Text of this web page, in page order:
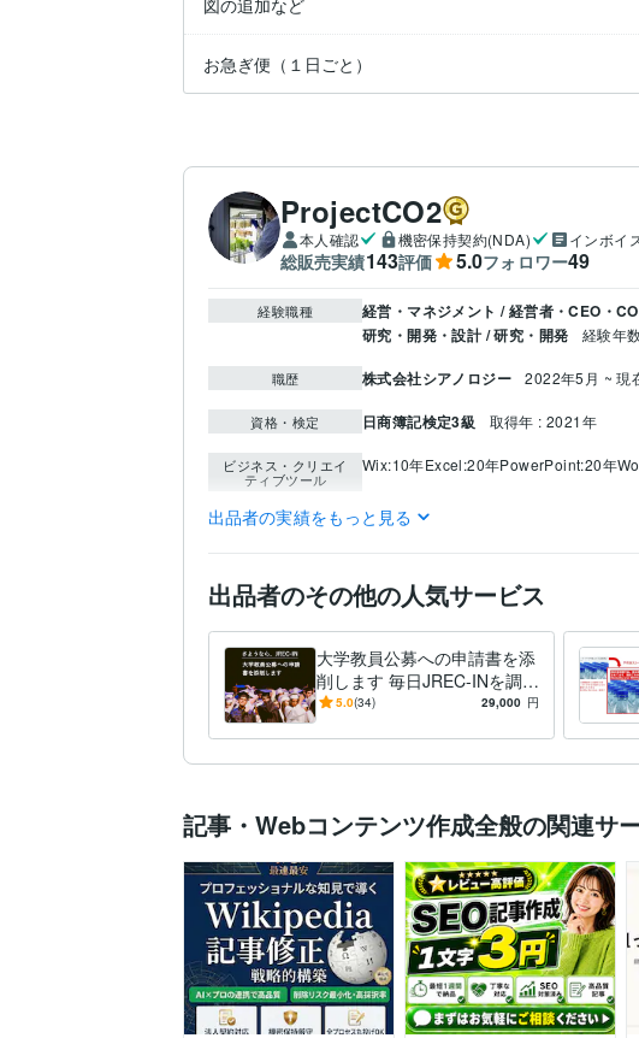
図の追加など
お急ぎ便（１日ごと）
ProjectCO2
本人確認 機密保持契約(NDA) インボイ
総販売実績143評価 5.0フォロワー49
経験職種 経営・マネジメント / 経営者・CEO・
研究・開発・設計 / 研究・開発 経験年
職歴 株式会社シアノロジー 2022年5月 ~ 現
資格・検定 日商簿記検定3級 取得年 : 2021年
ビジネス・クリエイ
ティブツール
Wix:10年Excel:20年PowerPoint:20年
得意分野 ライティング・翻訳
学歴 東京大学大学院 2002年3月 ~ 2007年2月
出品者の実績をもっと見る
出品者のその他の人気サービス
大学教員公募への申請書を添
削します 毎日JREC-INを調べ
る日々を終わらせましょう
5.0(34) 29,000 円
記事・Webコンテンツ作成全般の関連サ